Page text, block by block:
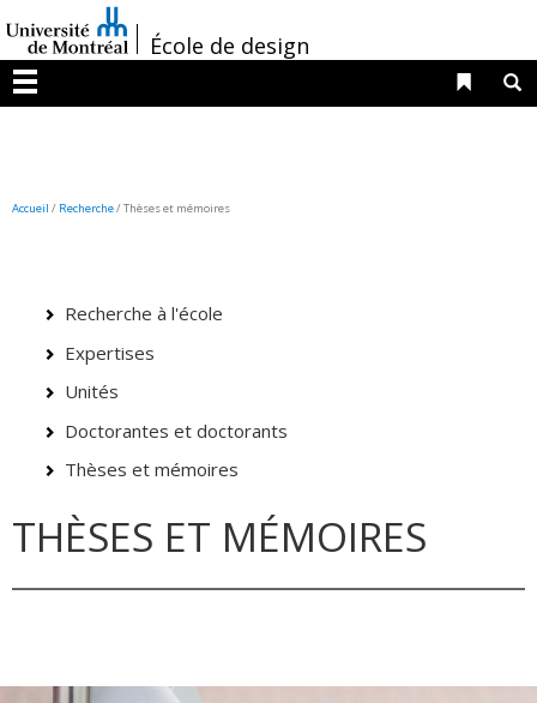
au
contenu
/École de design
Menu
Liens
Accueil / Recherche/Thèses et mémoires
Recherche à l'école
Expertises
Unités
Doctorantes et doctorants
Thèses et mémoires
THÈSES ET MÉMOIRES